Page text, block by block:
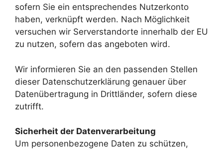
sofern Sie ein entsprechendes Nutzerkonto
haben, verknüpft werden. Nach Möglichkeit
versuchen wir Serverstandorte innerhalb der EU
zu nutzen, sofern das angeboten wird.
Wir informieren Sie an den passenden Stellen
dieser Datenschutzerklärung genauer über
Datenübertragung in Drittländer, sofern diese
zutrifft.
Sicherheit der Datenverarbeitung
Um personenbezogene Daten zu schützen,